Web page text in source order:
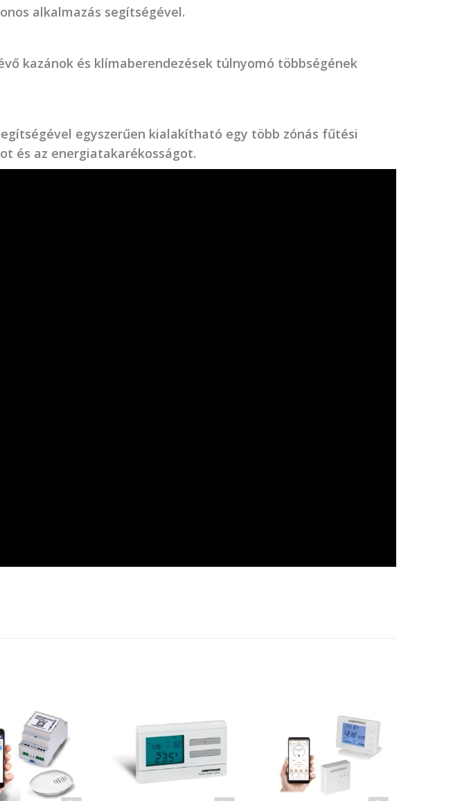
alkalmazás segítségével.
kazánok és klímaberendezések túlnyomó többségének
egyszerűen kialakítható egy több zónás fűtési
és az energiatakarékosságot.